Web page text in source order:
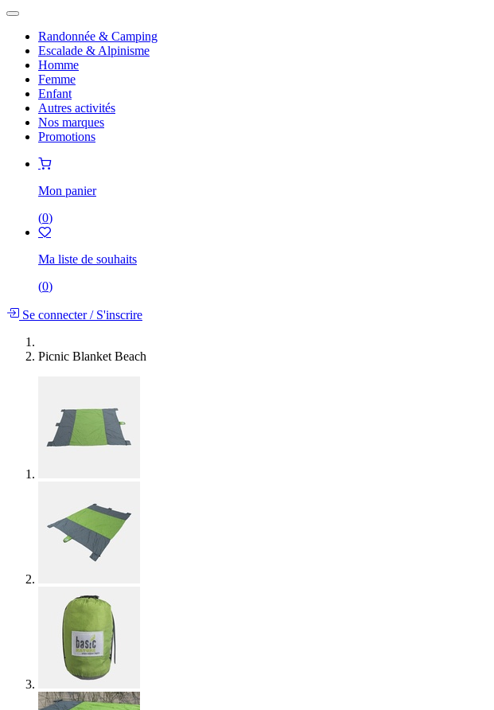
Randonnée & Camping
Escalade & Alpinisme
Homme
Femme
Enfant
Autres activités
Nos marques
Promotions
Mon panier
(0)
Ma liste de souhaits
(0)
Se connecter/S'inscrire
Picnic Blanket Beach